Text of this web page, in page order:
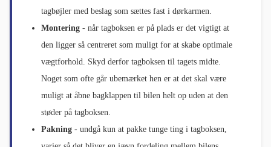
tagbøjler med beslag som sættes fast i dørkarmen.
Montering - når tagboksen er på plads er det vigtigt at
den ligger så centreret som muligt for at skabe optimale
vægtforhold. Skyd derfor tagboksen til tagets midte.
Noget som ofte går ubemærket hen er at det skal være
muligt at åbne bagklappen til bilen helt op uden at den
støder på tagboksen.
Pakning - undgå kun at pakke tunge ting i tagboksen,